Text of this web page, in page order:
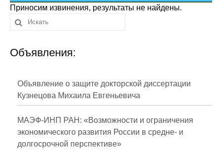
Сотрудники
Отчетность
Противодействие коррупции
Публикации
Научная жизнь
Издания
Приносим извинения, результаты не найдены.
Объявления:
Объявление о защите докторской диссертации
Кузнецова Михаила Евгеньевича
МАЭФ-ИНП РАН: «Возможности и ограничения
экономического развития России в средне- и
долгосрочной перспективе»